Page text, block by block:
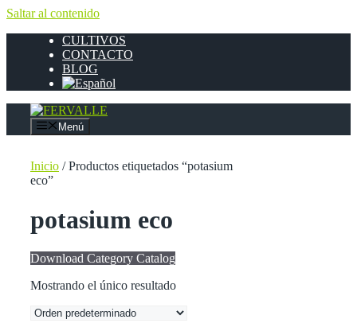
Saltar al contenido
CULTIVOS
CONTACTO
BLOG
Menú
Inicio / Productos etiquetados “potasium
eco”
potasium eco
Download Category Catalog
Mostrando el único resultado